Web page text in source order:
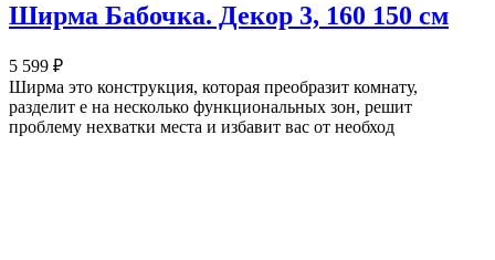
Ширма Бабочка. Декор 3, 160 150 см
5 599 ₽
Ширма это конструкция, которая преобразит комнату,
разделит е на несколько функциональных зон, решит
проблему нехватки места и избавит вас от необход